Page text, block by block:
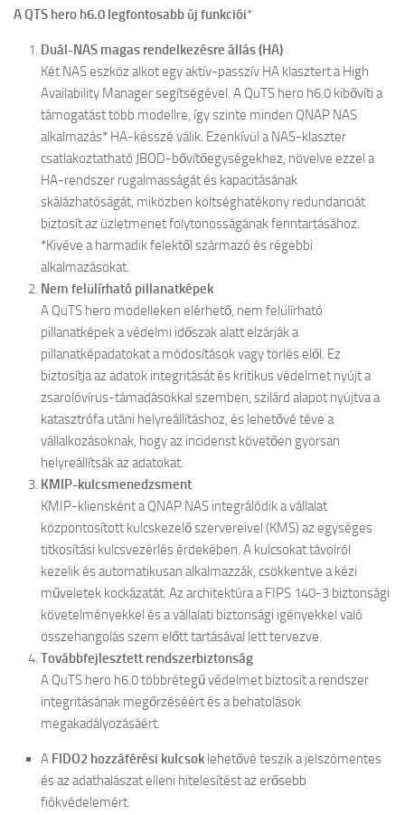
A QTS hero h6.0 legfontosabb új funkciói*
Duál-NAS magas rendelkezésre állás (HA)
Két NAS eszköz alkot egy aktív-passzív HA klasztert a High
Availability Manager segítségével. A QuTS hero h6.0 kibővíti a
támogatást több modellre, így szinte minden QNAP NAS
alkalmazás* HA-késszé válik. Ezenkívül a NAS-klaszter
csatlakoztatható JBOD-bővítőegységekhez, növelve ezzel a
HA-rendszer rugalmasságát és kapacitásának
skálázhatóságát, miközben költséghatékony redundanciát
biztosít az üzletmenet folytonosságának fenntartásához.
*Kivéve a harmadik felektől származó és régebbi
alkalmazásokat.
Nem felülírható pillanatképek
A QuTS hero modelleken elérhető, nem felülírható
pillanatképek a védelmi időszak alatt elzárják a
pillanatképadatokat a módosítások vagy törlés elől. Ez
biztosítja az adatok integritását és kritikus védelmet nyújt a
zsarolóvírus-támadásokkal szemben, szilárd alapot nyújtva a
katasztrófa utáni helyreállításhoz, és lehetővé téve a
vállalkozásoknak, hogy az incidenst követően gyorsan
helyreállítsák az adatokat.
KMIP-kulcsmenedzsment
KMIP-kliensként a QNAP NAS integrálódik a vállalat
központosított kulcskezelő szervereivel (KMS) az egységes
titkosítási kulcsvezérlés érdekében. A kulcsokat távolról
kezelik és automatikusan alkalmazzák, csökkentve a kézi
műveletek kockázatát. Az architektúra a FIPS 140-3 biztonsági
követelményekkel és a vállalati biztonsági igényekkel való
összehangolás szem előtt tartásával lett tervezve.
Továbbfejlesztett rendszerbiztonság
A QuTS hero h6.0 többrétegű védelmet biztosít a rendszer
integritásának megőrzéséért és a behatolások
megakadályozásáért.
A FIDO2 hozzáférési kulcsok lehetővé teszik a jelszómentes
és az adathalászat elleni hitelesítést az erősebb
fiókvédelemért.